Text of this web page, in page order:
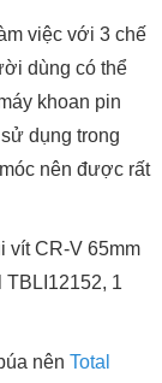
việc với 3 chế
dùng có thể
khoan pin
dụng trong
nên được rất
vít CR-V 65mm
TBLI12152, 1
nên Total